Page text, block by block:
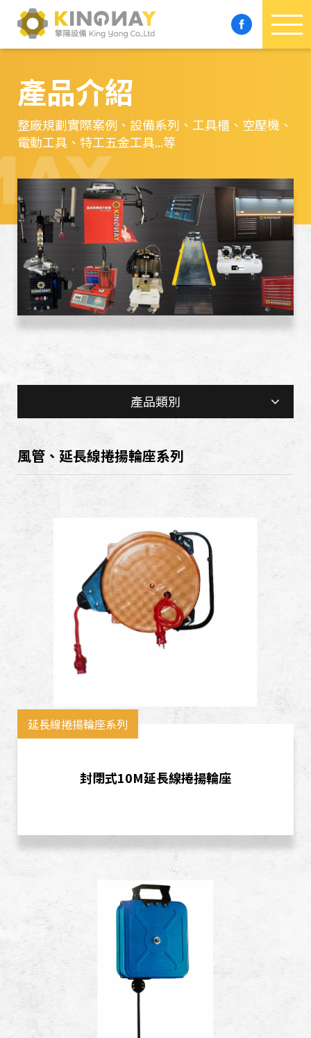
產品介紹
整廠規劃實際案例、設備系列、工具櫃、空壓機、
電動工具、特工五金工具...等
產品類別
風管、延長線捲揚輪座系列
封閉式10M延長線捲揚輪座
延長線捲揚輪座系列